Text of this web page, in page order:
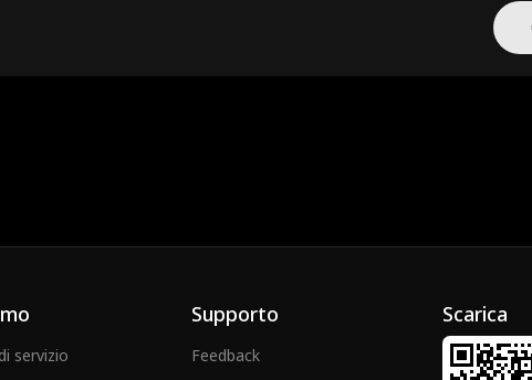
servizio
Supporto
Feedback
Scarica